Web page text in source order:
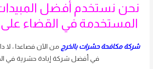
نحن نستخدم أفضل
المستخدمة في القضاء
شركة مكافحة حشرات بالخرج من الآن فصاعدا ، لا
في أفضل شركة إبادة حشرية في